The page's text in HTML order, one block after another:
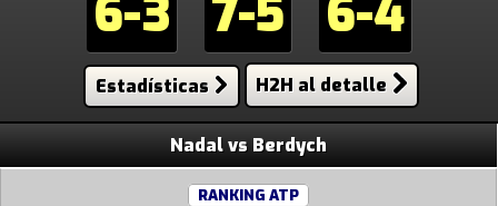
Nadal vs Berdych
RANKING ATP
6-3 7-5 6-4
Estadísticas H2H al detalle